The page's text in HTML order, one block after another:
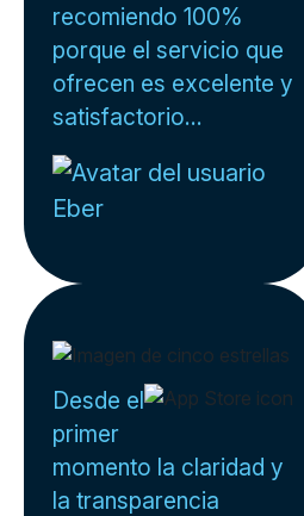
recomiendo 100%
porque el servicio que
ofrecen es excelente y
satisfactorio...
Eber
Desde el
primer
momento la claridad y
la transparencia